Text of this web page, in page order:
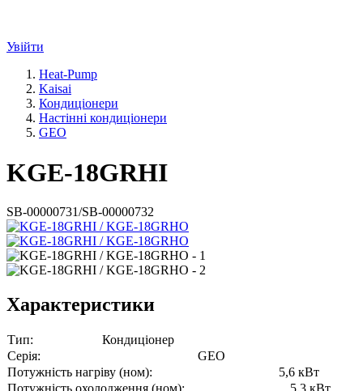
Увійти
Heat-Pump
Kaisai
Кондиціонери
Настінні кондиціонери
GEO
KGE-18GRHI
SB-00000731/SB-00000732
Характеристики
Тип:
Кондиціонер
Серія:
GEO
Потужність нагріву (ном):
5,6 кВт
Потужність охолодження (ном):
5,3 кВт